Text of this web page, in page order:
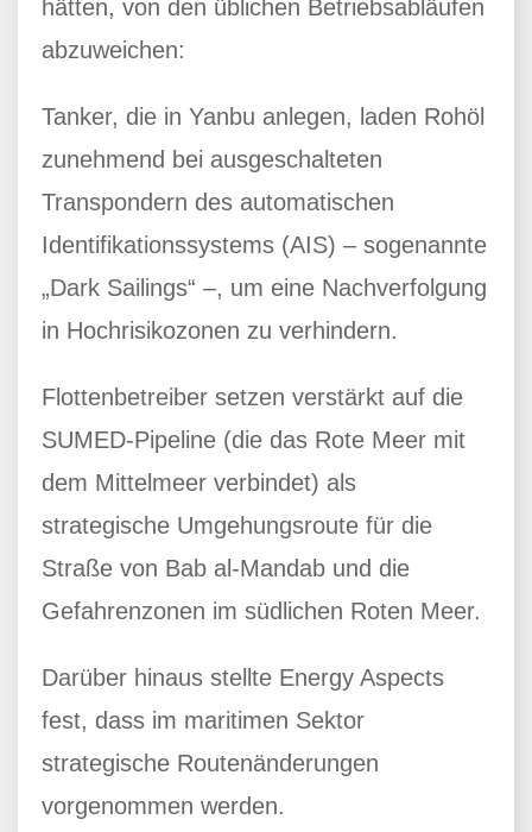
hätten, von den üblichen Betriebsabläufen
abzuweichen:
Tanker, die in Yanbu anlegen, laden Rohöl
zunehmend bei ausgeschalteten
Transpondern des automatischen
Identifikationssystems (AIS) – sogenannte
„Dark Sailings“ –, um eine Nachverfolgung
in Hochrisikozonen zu verhindern.
Flottenbetreiber setzen verstärkt auf die
SUMED-Pipeline (die das Rote Meer mit
dem Mittelmeer verbindet) als
strategische Umgehungsroute für die
Straße von Bab al-Mandab und die
Gefahrenzonen im südlichen Roten Meer.
Darüber hinaus stellte Energy Aspects
fest, dass im maritimen Sektor
strategische Routenänderungen
vorgenommen werden.